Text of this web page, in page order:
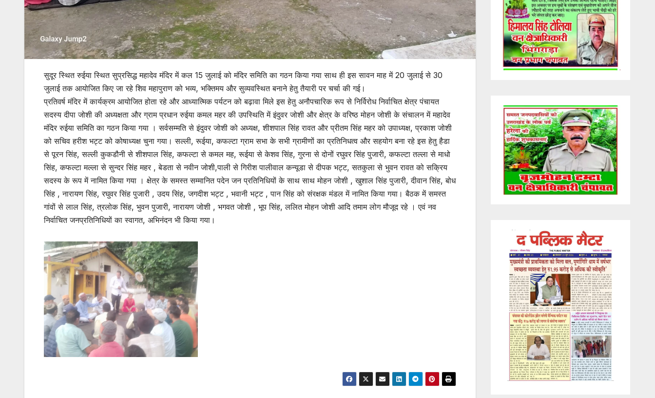
सुदूर स्थित रुईया स्थित सुप्रसिद्ध महादेव मंदिर में कल 15 जुलाई को मंदिर समिति का गठन किया गया साथ ही इस सावन माह में 20 जुलाई से 30
जुलाई तक आयोजित किए जा रहे शिव महापुराण को भव्य, भक्तिमय और सुव्यवस्थित बनाने हेतु तैयारी पर चर्चा की गई।
प्रतिवर्ष मंदिर में कार्यक्रम आयोजित होता रहे और आध्यात्मिक पर्यटन को बढ़ावा मिले इस हेतु अनौपचारिक रूप से निर्विरोध निर्वाचित क्षेत्र पंचायत
सदस्य दीपा जोशी की अध्यक्षता और ग्राम प्रधान रुईया कमल महर की उपस्थिति में इंदुवर जोशी और क्षेत्र के वरिष्ठ मोहन जोशी के संचालन में महादेव
मंदिर रुईया समिति का गठन किया गया । सर्वसम्मति से इंदुवर जोशी को अध्यक्ष, शीशपाल सिंह रावत और प्रीतम सिंह महर को उपाध्यक्ष, प्रकाश जोशी
को सचिव हरीश भट्ट को कोषाध्यक्ष चुना गया। सल्ली, रूईया, कफल्टा ग्राम सभा के सभी ग्रामीणों का प्रतिनिधत्व और सहयोग बना रहे इस हेतु हैडा
से पूरन सिंह, सल्ली कुकडौनी से शीशपाल सिंह, कफल्टा से कमल मह, रूईया से केशव सिंह, गुरना से दोनों रघुवर सिंह पुजारी, कफल्टा तल्ला से माधो
सिंह, कफल्टा मल्ला से सुन्दर सिंह महर , बेडता से नवीन जोशी,पाली से गिरीश पालीवाल कन्यूडा से दीपक भट्ट, सतकुला से भुवन रावत को सक्रिय
सदस्य के रूप में नामित किया गया । क्षेत्र के समस्त सम्मानित पदेन जन प्रतिनिधियों के साथ साथ मोहन जोशी , खुशाल सिंह पुजारी, दीवान सिंह, बोध
सिंह , नारायण सिंह, रघुवर सिंह पुजारी , उदय सिंह, जगदीश भट्ट , भवानी भट्ट , पान सिंह को संरक्षक मंडल में नामित किया गया। बैठक में समस्त
गांवों से लाल सिंह, त्रलोक सिंह, भुवन पुजारी, नारायण जोशी , भगवत जोशी , भूप सिंह, ललित मोहन जोशी आदि तमाम लोग मौजूद रहे । एवं नव
निर्वाचित जनप्रतिनिधियों का स्वागत, अभिनंदन भी किया गया।